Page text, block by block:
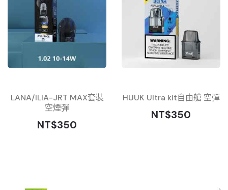
LANA/ILIA-JRT MAX套裝
空煙彈
NT$350
HUUK Ultra kit自由艙 空彈
NT$350